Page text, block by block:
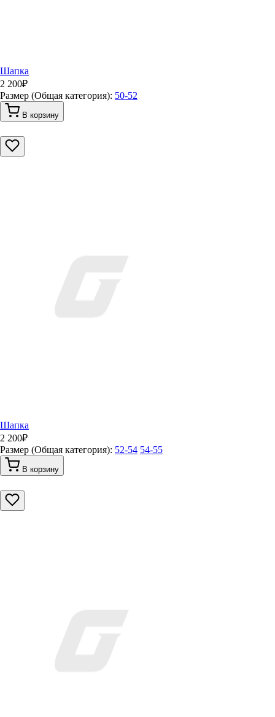
Шапка
2 200₽
Размер (Общая категория): 50-52
В корзину
Шапка
2 200₽
Размер (Общая категория): 52-54 54-55
В корзину